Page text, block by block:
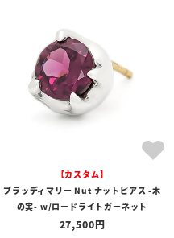
【カスタム】
ブラッディマリー Nut ナットピアス -木
の実- w/ロードライトガーネット
27,500